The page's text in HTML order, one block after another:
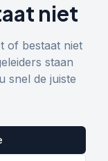
niet
of bestaat niet
staan
snel de juiste